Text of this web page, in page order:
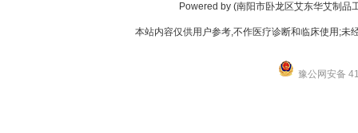
Powered by (南阳市卧龙区艾东华艾制
本站内容仅供用户参考,不作医疗诊断和临床使用;未
豫公网安备